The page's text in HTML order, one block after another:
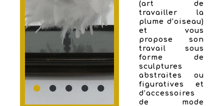
(art de
travailler la
plume d’oiseau)
et vous
propose son
travail sous
forme de
sculptures
abstraites ou
figuratives et
d’accessoires
de mode